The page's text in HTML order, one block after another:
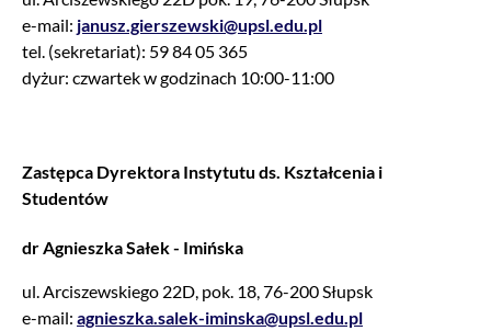
e-mail: janusz.gierszewski@upsl.edu.pl
tel. (sekretariat): 59 84 05 365
dyżur: czwartek w godzinach 10:00-11:00
Zastępca Dyrektora Instytutu ds. Kształcenia i
Studentów
dr Agnieszka Sałek - Imińska
ul. Arciszewskiego 22D, pok. 18, 76-200 Słupsk
e-mail: agnieszka.salek-iminska@upsl.edu.pl